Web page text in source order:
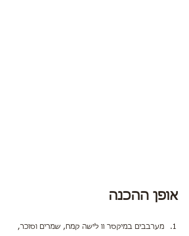
אופן ההכנה
מערבבים במיקסר וו לישה קמח, שמרים וסוכר,